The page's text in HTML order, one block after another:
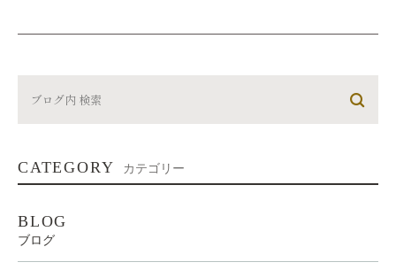
CATEGORY カテゴリー
BLOG
ブログ